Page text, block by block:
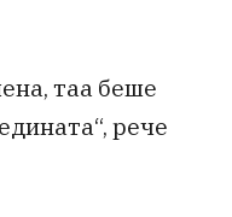
таа беше
рече